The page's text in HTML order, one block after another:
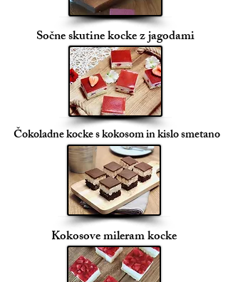
Kokosove mileram kocke
Čokoladne kocke s kokosom in kislo smetano
Sočne skutine kocke z jagodami